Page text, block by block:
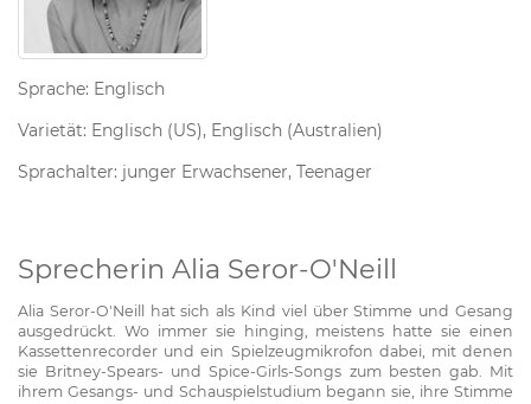
Sprache: Englisch
Varietät: Englisch (US), Englisch (Australien)
Sprachalter: junger Erwachsener, Teenager
Sprecherin Alia Seror-O'Neill
Alia Seror-O'Neill hat sich als Kind viel über Stimme und Gesang
ausgedrückt. Wo immer sie hinging, meistens hatte sie einen
Kassettenrecorder und ein Spielzeugmikrofon dabei, mit denen
sie Britney-Spears- und Spice-Girls-Songs zum besten gab. Mit
ihrem Gesangs- und Schauspielstudium begann sie, ihre Stimme